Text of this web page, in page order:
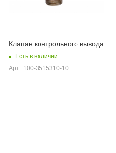
Клапан контрольного вывода
Есть в наличии
Арт.: 100-3515310-10